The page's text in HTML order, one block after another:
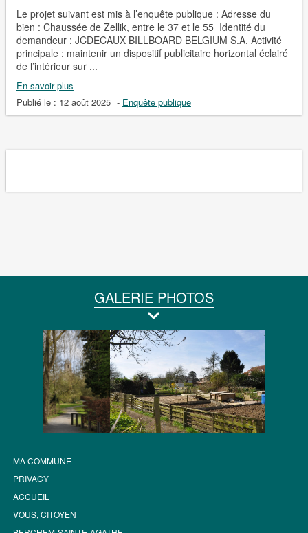
Le projet suivant est mis à l’enquête publique : Adresse du
bien : Chaussée de Zellik, entre le 37 et le 55 Identité du
demandeur : JCDECAUX BILLBOARD BELGIUM S.A. Activité
principale : maintenir un dispositif publicitaire horizontal éclairé
de l’intérieur sur ...
En savoir plus
Publié le : 12 août 2025 - Enquête publique
GALERIE PHOTOS
MA COMMUNE
PRIVACY
ACCUEIL
VOUS, CITOYEN